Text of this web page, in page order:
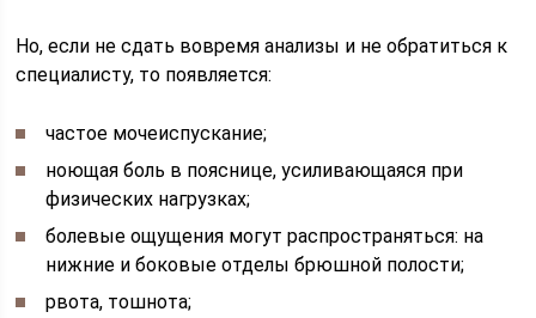
Но, если не сдать вовремя анализы и не обратиться к
специалисту, то появляется:
частое мочеиспускание;
ноющая боль в пояснице, усиливающаяся при
физических нагрузках;
болевые ощущения могут распространяться: на
нижние и боковые отделы брюшной полости;
рвота, тошнота;